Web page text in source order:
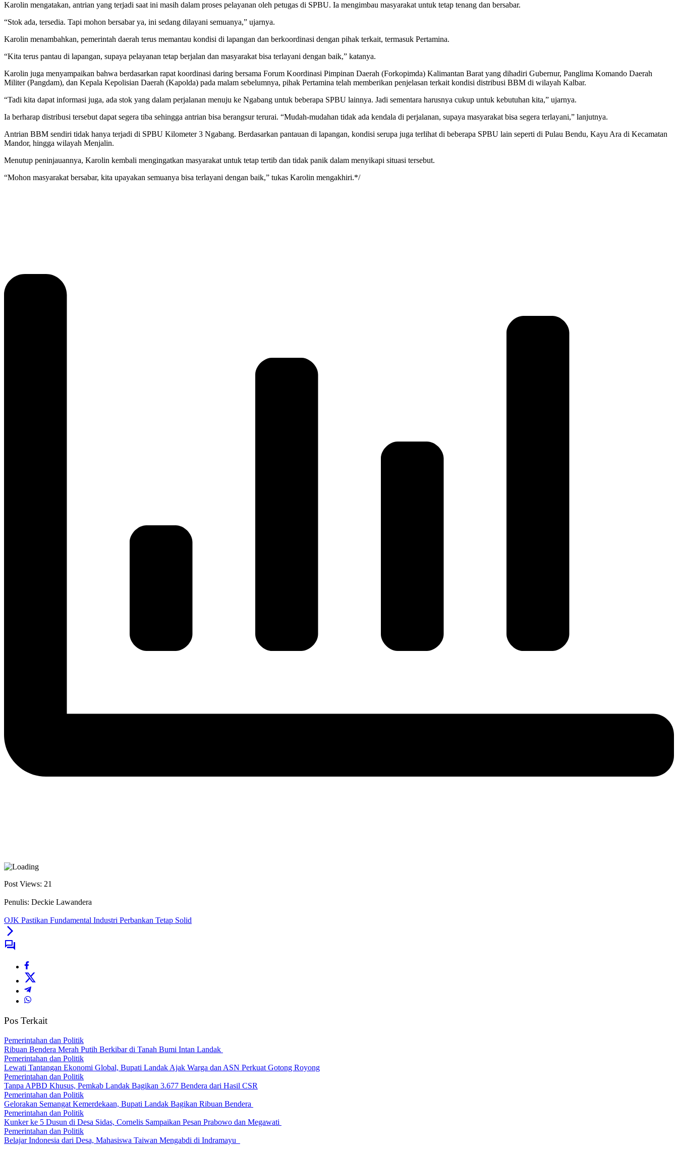
Karolin mengatakan, antrian yang terjadi saat ini masih dalam proses pelayanan oleh petugas di SPBU. Ia mengimbau masyarakat untuk tetap tenang dan bersabar.
“Stok ada, tersedia. Tapi mohon bersabar ya, ini sedang dilayani semuanya,” ujarnya.
Karolin menambahkan, pemerintah daerah terus memantau kondisi di lapangan dan berkoordinasi dengan pihak terkait, termasuk Pertamina.
“Kita terus pantau di lapangan, supaya pelayanan tetap berjalan dan masyarakat bisa terlayani dengan baik,” katanya.
Karolin juga menyampaikan bahwa berdasarkan rapat koordinasi daring bersama Forum Koordinasi Pimpinan Daerah (Forkopimda) Kalimantan Barat yang dihadiri Gubernur, Panglima Komando Daerah
Militer (Pangdam), dan Kepala Kepolisian Daerah (Kapolda) pada malam sebelumnya, pihak Pertamina telah memberikan penjelasan terkait kondisi distribusi BBM di wilayah Kalbar.
“Tadi kita dapat informasi juga, ada stok yang dalam perjalanan menuju ke Ngabang untuk beberapa SPBU lainnya. Jadi sementara harusnya cukup untuk kebutuhan kita,” ujarnya.
Ia berharap distribusi tersebut dapat segera tiba sehingga antrian bisa berangsur terurai. “Mudah-mudahan tidak ada kendala di perjalanan, supaya masyarakat bisa segera terlayani,” lanjutnya.
Antrian BBM sendiri tidak hanya terjadi di SPBU Kilometer 3 Ngabang. Berdasarkan pantauan di lapangan, kondisi serupa juga terlihat di beberapa SPBU lain seperti di Pulau Bendu, Kayu Ara di Kecamatan
Mandor, hingga wilayah Menjalin.
Menutup peninjauannya, Karolin kembali mengingatkan masyarakat untuk tetap tertib dan tidak panik dalam menyikapi situasi tersebut.
“Mohon masyarakat bersabar, kita upayakan semuanya bisa terlayani dengan baik,” tukas Karolin mengakhiri.*/
Post Views: 21
Penulis: Deckie Lawandera
OJK Pastikan Fundamental Industri Perbankan Tetap Solid
Pos Terkait
Pemerintahan dan Politik
Ribuan Bendera Merah Putih Berkibar di Tanah Bumi Intan Landak
Pemerintahan dan Politik
Lewati Tantangan Ekonomi Global, Bupati Landak Ajak Warga dan ASN Perkuat Gotong Royong
Pemerintahan dan Politik
Tanpa APBD Khusus, Pemkab Landak Bagikan 3.677 Bendera dari Hasil CSR
Pemerintahan dan Politik
Gelorakan Semangat Kemerdekaan, Bupati Landak Bagikan Ribuan Bendera
Pemerintahan dan Politik
Kunker ke 5 Dusun di Desa Sidas, Cornelis Sampaikan Pesan Prabowo dan Megawati
Pemerintahan dan Politik
Belajar Indonesia dari Desa, Mahasiswa Taiwan Mengabdi di Indramayu